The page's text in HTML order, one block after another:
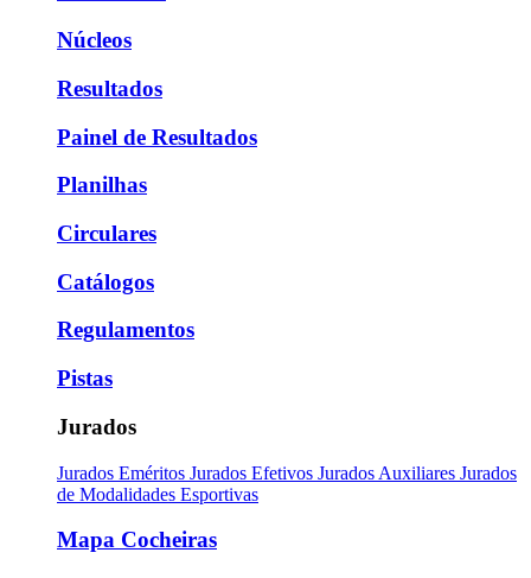
Núcleos
Resultados
Painel de Resultados
Planilhas
Circulares
Catálogos
Regulamentos
Pistas
Jurados
Jurados Eméritos Jurados Efetivos Jurados Auxiliares Jurados
de Modalidades Esportivas
Mapa Cocheiras